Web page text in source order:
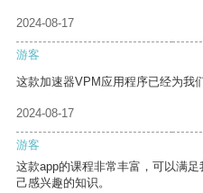
2024-08-17
游客
这款加速器VPM应用程序已经为我
2024-08-17
游客
这款app的课程非常丰富，可以满
己感兴趣的知识。